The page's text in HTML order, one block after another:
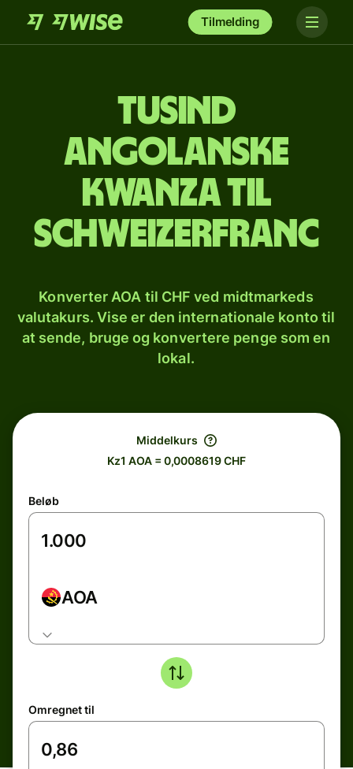
Tilmelding
tusind
angolanske
kwanza til
schweizerfranc
Konverter AOA til CHF ved midtmarkeds
valutakurs. Vise er den internationale konto til
at sende, bruge og konvertere penge som en
lokal.
Middelkurs
Kz1 AOA = 0,0008619 CHF
Beløb
AOA
Omregnet til